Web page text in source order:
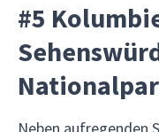
#5